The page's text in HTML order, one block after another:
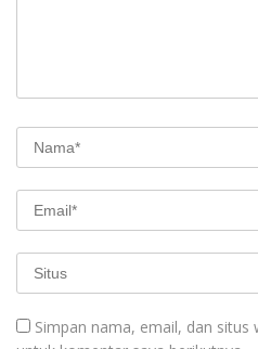
Simpan nama, email, dan situs